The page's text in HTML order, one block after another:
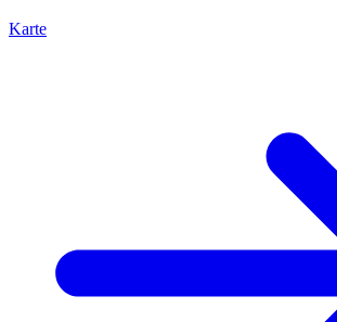
Karte